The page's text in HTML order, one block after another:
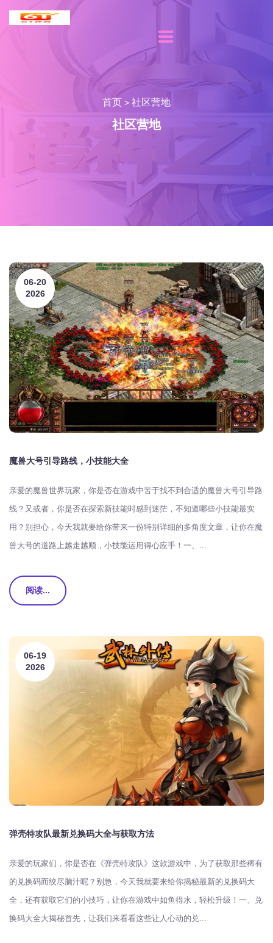
首页 > 社区营地
社区营地
06-20
2026
魔兽大号引导路线，小技能大全
亲爱的魔兽世界玩家，你是否在游戏中苦于找不到合适的魔兽大号引导路
线？又或者，你是否在探索新技能时感到迷茫，不知道哪些小技能最实
用？别担心，今天我就要给你带来一份特别详细的多角度文章，让你在魔
兽大号的道路上越走越顺，小技能运用得心应手！一、...
阅读...
06-19
2026
弹壳特攻队最新兑换码大全与获取方法
亲爱的玩家们，你是否在《弹壳特攻队》这款游戏中，为了获取那些稀有
的兑换码而绞尽脑汁呢？别急，今天我就要来给你揭秘最新的兑换码大
全，还有获取它们的小技巧，让你在游戏中如鱼得水，轻松升级！一、兑
换码大全大揭秘首先，让我们来看看这些让人心动的兑...